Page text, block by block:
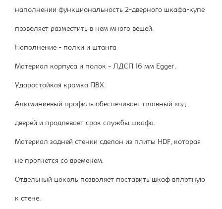
наполнении функциональность 2-дверного шкафа-купе
позволяет разместить в нем много вещей.
Наполнение - полки и штанга
Материал корпуса и полок - ЛДСП 16 мм Egger.
Ударостойкая кромка ПВХ.
Алюминиевый профиль обеспечивает плавный ход
дверей и продлевает срок службы шкафа.
Материал задней стенки сделан из плиты HDF, которая
не прогнется со временем.
Отдельный цоколь позволяет поставить шкаф вплотную
к стене.